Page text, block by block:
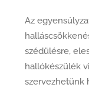
Az
szédülésre,
hallókészülék
szervezhetünk